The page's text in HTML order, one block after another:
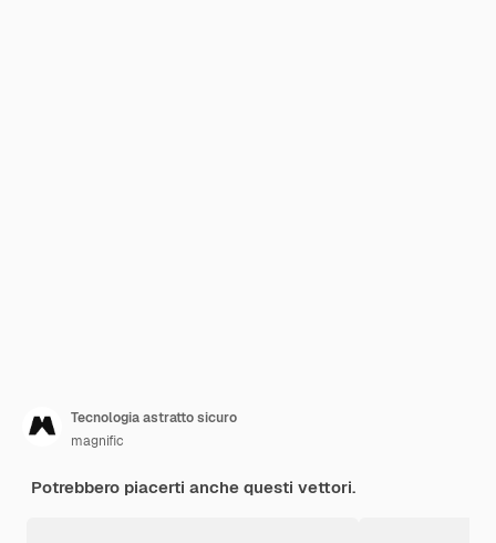
Tecnologia astratto sicuro
magnific
Potrebbero piacerti anche questi vettori.